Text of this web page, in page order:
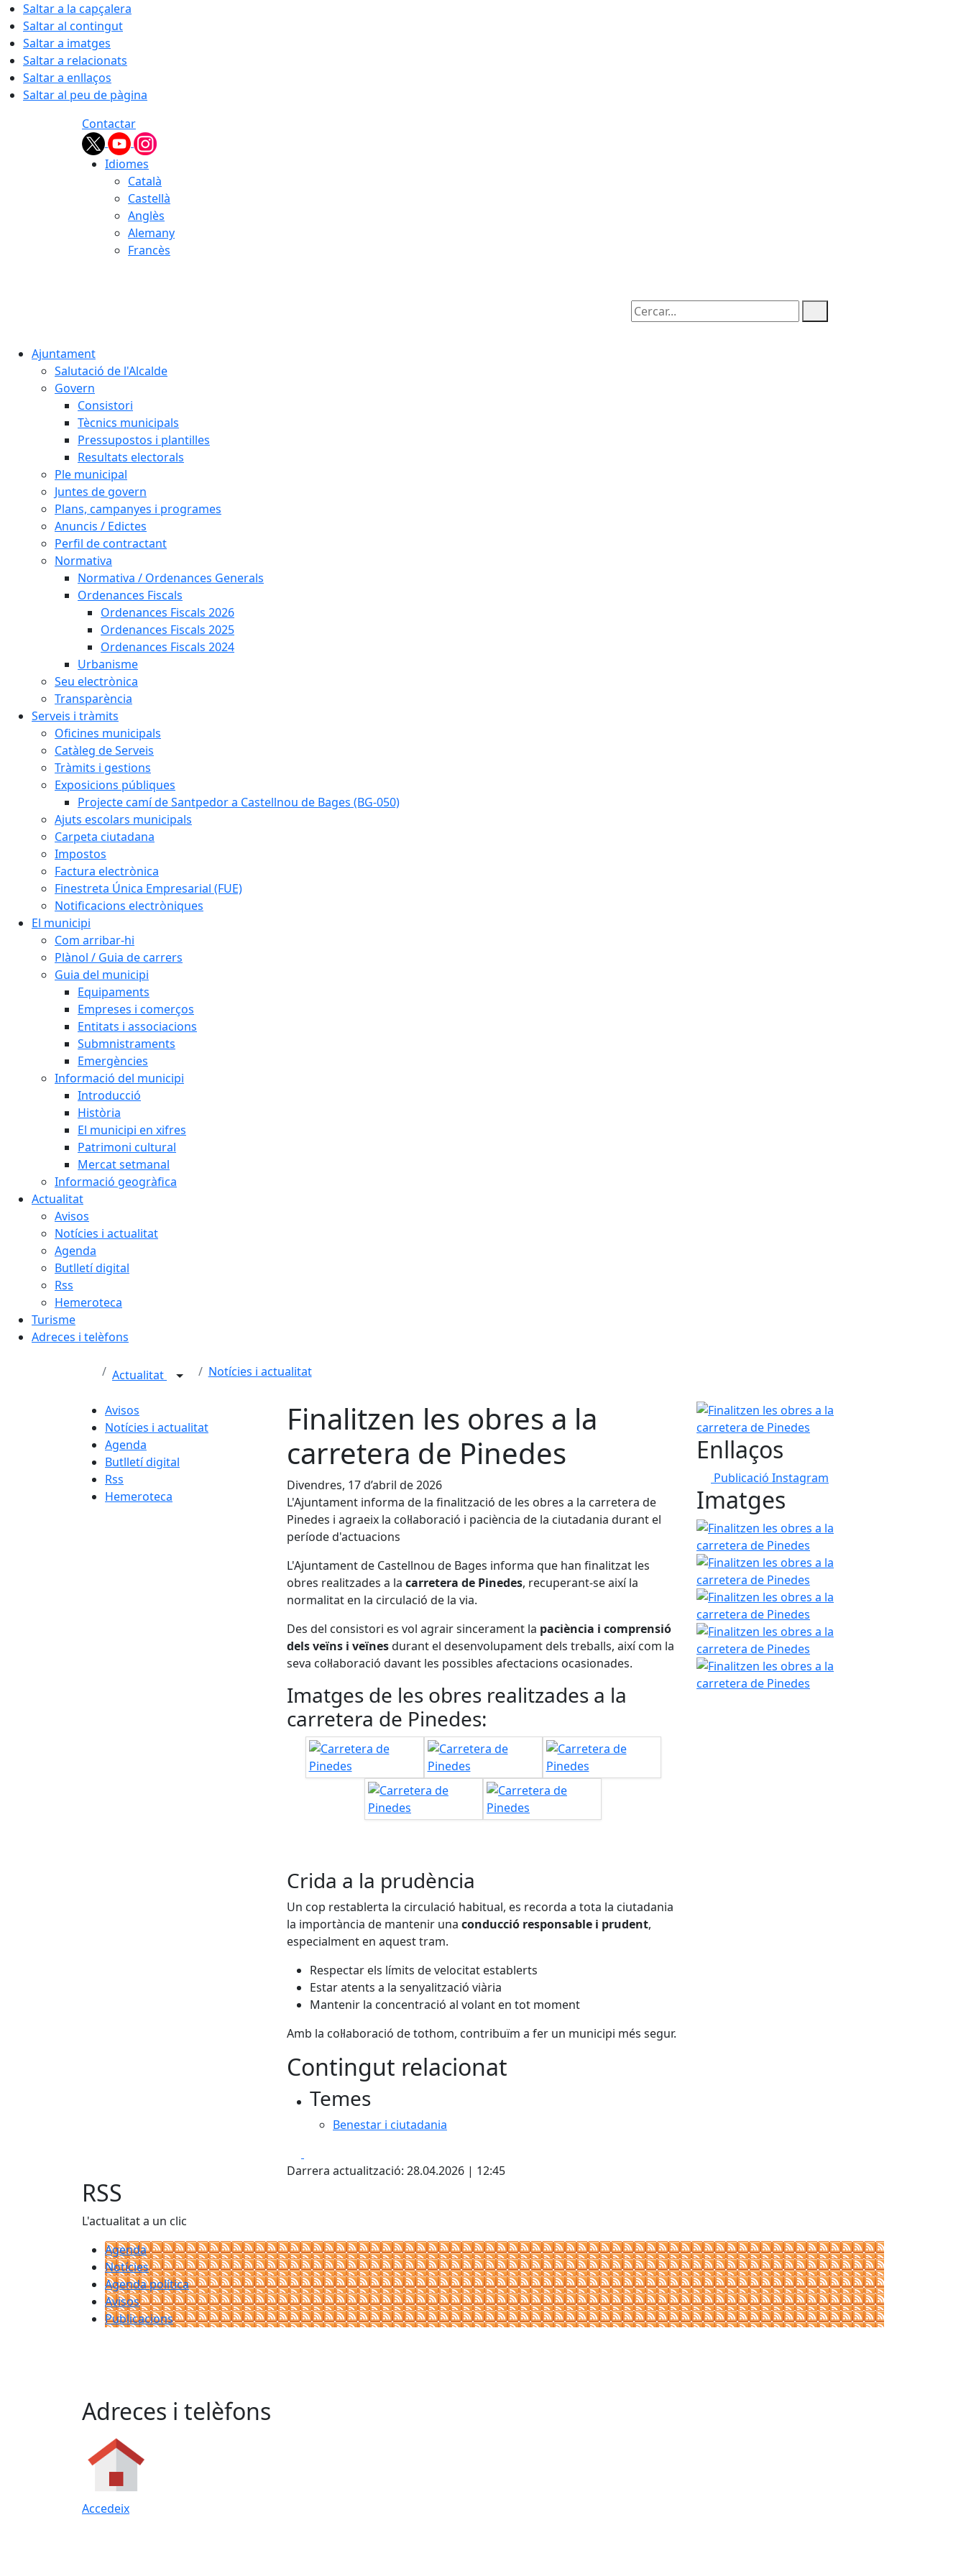
Saltar a la capçalera
Saltar al contingut
Saltar a imatges
Saltar a relacionats
Saltar a enllaços
Saltar al peu de pàgina
Contactar
Idiomes
Català
Castellà
Anglès
Alemany
Francès
Cercar:
Ajuntament
Salutació de l'Alcalde
Govern
Consistori
Tècnics municipals
Pressupostos i plantilles
Resultats electorals
Ple municipal
Juntes de govern
Plans, campanyes i programes
Anuncis / Edictes
Perfil de contractant
Normativa
Normativa / Ordenances Generals
Ordenances Fiscals
Ordenances Fiscals 2026
Ordenances Fiscals 2025
Ordenances Fiscals 2024
Urbanisme
Seu electrònica
Transparència
Serveis i tràmits
Oficines municipals
Catàleg de Serveis
Tràmits i gestions
Exposicions públiques
Projecte camí de Santpedor a Castellnou de Bages (BG-050)
Ajuts escolars municipals
Carpeta ciutadana
Impostos
Factura electrònica
Finestreta Única Empresarial (FUE)
Notificacions electròniques
El municipi
Com arribar-hi
Plànol / Guia de carrers
Guia del municipi
Equipaments
Empreses i comerços
Entitats i associacions
Submnistraments
Emergències
Informació del municipi
Introducció
Història
El municipi en xifres
Patrimoni cultural
Mercat setmanal
Informació geogràfica
Actualitat
Avisos
Notícies i actualitat
Agenda
Butlletí digital
Rss
Hemeroteca
Turisme
Adreces i telèfons
Actualitat Notícies i actualitat
Avisos
Notícies i actualitat
Agenda
Butlletí digital
Rss
Hemeroteca
Finalitzen les obres a la
carretera de Pinedes
Divendres, 17 d’abril de 2026
L'Ajuntament informa de la finalització de les obres a la carretera de
Pinedes i agraeix la col·laboració i paciència de la ciutadania durant el
període d'actuacions
L'Ajuntament de Castellnou de Bages informa que han finalitzat les
obres realitzades a la carretera de Pinedes, recuperant-se així la
normalitat en la circulació de la via.
Des del consistori es vol agrair sincerament la paciència i comprensió
dels veïns i veïnesdurant el desenvolupament dels treballs, així com la
seva col·laboració davant les possibles afectacions ocasionades.
Imatges de les obres realitzades a la
carretera de Pinedes:
Crida a la prudència
Un cop restablerta la circulació habitual, es recorda a tota la ciutadania
la importància de mantenir una conducció responsable i prudent,
especialment en aquest tram.
Respectar els límits de velocitat establerts
Estar atents a la senyalització viària
Mantenir la concentració al volant en tot moment
Amb la col·laboració de tothom, contribuïm a fer un municipi més segur.
Contingut relacionat
Temes
Benestar i ciutadania
Darrera actualització: 28.04.2026 | 12:45
Finalitzen les obres a la carretera de Pinedes
Enllaços
Publicació Instagram
Imatges
Finalitzen les obres a la carretera de Pinedes
Finalitzen les obres a la carretera de Pinedes
Finalitzen les obres a la carretera de Pinedes
Finalitzen les obres a la carretera de Pinedes
Finalitzen les obres a la carretera de Pinedes
RSS
L'actualitat a un clic
Agenda
Notícies
Agenda política
Avisos
Publicacions
Adreces i telèfons
Accedeix